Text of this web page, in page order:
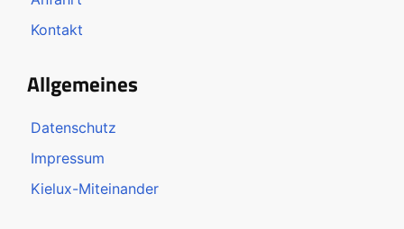
Kontakt
Allgemeines
Datenschutz
Impressum
Kielux-Miteinander